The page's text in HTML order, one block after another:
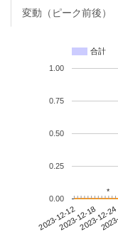
変動（ピーク前後）
合計
2023-12-122023-12-182023-12-24
0.00
0.25
0.50
0.75
1.00
**